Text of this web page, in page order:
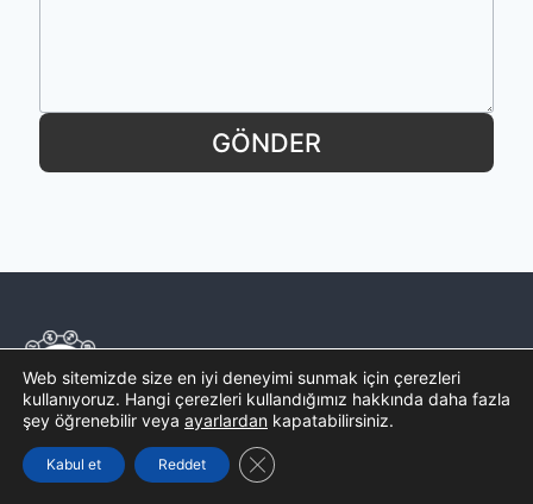
GÖNDER
Burçlarla ve kendinizle ilgili her detayı keşfedin!
Web sitemizde size en iyi deneyimi sunmak için çerezleri
kullanıyoruz. Hangi çerezleri kullandığımız hakkında daha fazla
şey öğrenebilir veya ayarlardan kapatabilirsiniz.
Kabul et Reddet GDPR çerez şeridini kapat